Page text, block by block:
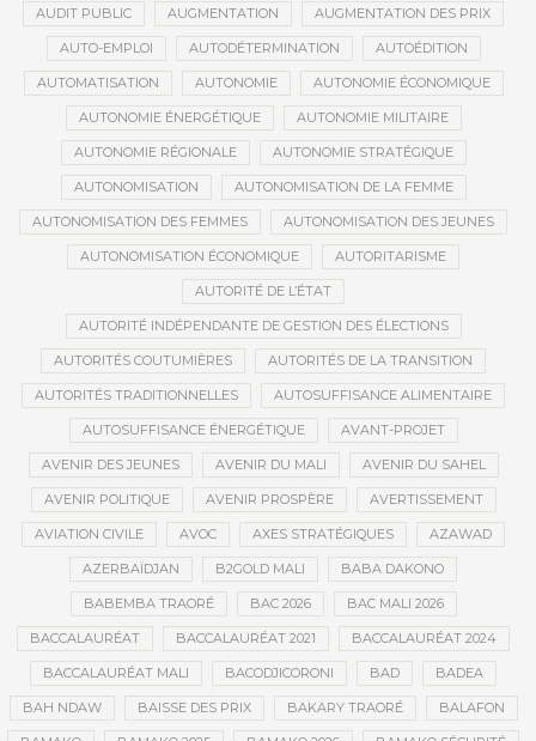
AUDIT PUBLIC AUGMENTATION AUGMENTATION DES PRIX
AUTO-EMPLOI AUTODÉTERMINATION AUTOÉDITION
AUTOMATISATION AUTONOMIE AUTONOMIE ÉCONOMIQUE
AUTONOMIE ÉNERGÉTIQUE AUTONOMIE MILITAIRE
AUTONOMIE RÉGIONALE AUTONOMIE STRATÉGIQUE
AUTONOMISATION AUTONOMISATION DE LA FEMME
AUTONOMISATION DES FEMMES AUTONOMISATION DES JEUNES
AUTONOMISATION ÉCONOMIQUE AUTORITARISME
AUTORITÉ DE L’ÉTAT
AUTORITÉ INDÉPENDANTE DE GESTION DES ÉLECTIONS
AUTORITÉS COUTUMIÈRES AUTORITÉS DE LA TRANSITION
AUTORITÉS TRADITIONNELLES AUTOSUFFISANCE ALIMENTAIRE
AUTOSUFFISANCE ÉNERGÉTIQUE AVANT-PROJET
AVENIR DES JEUNES AVENIR DU MALI AVENIR DU SAHEL
AVENIR POLITIQUE AVENIR PROSPÈRE AVERTISSEMENT
AVIATION CIVILE AVOC AXES STRATÉGIQUES AZAWAD
AZERBAÏDJAN B2GOLD MALI BABA DAKONO
BABEMBA TRAORÉ BAC 2026 BAC MALI 2026
BACCALAURÉAT BACCALAURÉAT 2021 BACCALAURÉAT 2024
BACCALAURÉAT MALI BACODJICORONI BAD BADEA
BAH NDAW BAISSE DES PRIX BAKARY TRAORÉ BALAFON